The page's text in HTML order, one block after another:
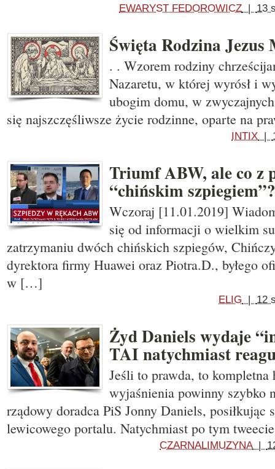
EWARYST FEDOROWICZ | 13
Święta Rodzina
. . Wzorem rodziny
Nazaretu, w której wyrósł i
ubogim domu, w
się najszczęśliwsze życie rodzinne, oparte na
INTIX |
Triumf ABW, ale co z
“chińskim szpiegiem”?
Wczoraj [11.01.2019]
się od informacji o wielkim
zatrzymaniu dwóch chińskich szpiegów,
dyrektora firmy Huawei oraz Piotra.D., byłego
w […]
ELIG | 12
Żyd Daniels wydaje
TAI natychmiast
Jeśli to prawda, to kompletna
wyjaśnienia powinny szybko
rządowy doradca PiS Jonny Daniels, posiłkując
lewicowego portalu. Natychmiast po tym
CZARNALIMUZYNA|